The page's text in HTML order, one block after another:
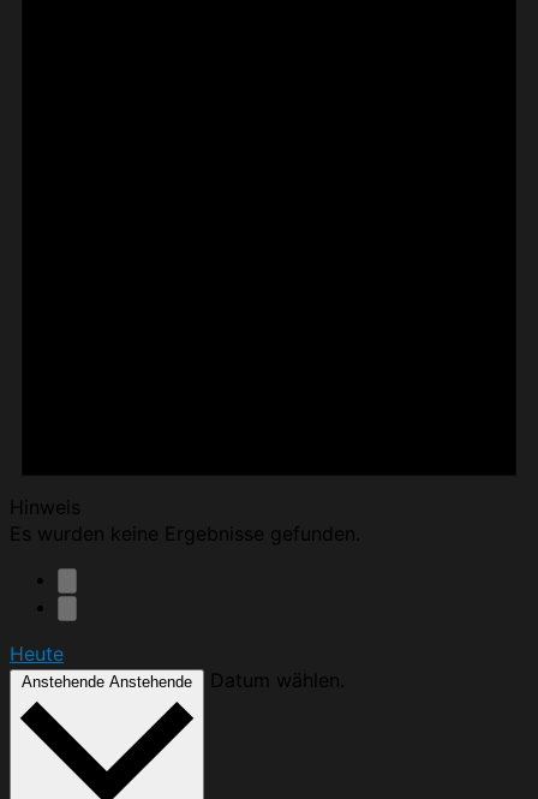
Hinweis
Es wurden keine Ergebnisse gefunden.
Heute
Anstehende Anstehende Datum wählen.